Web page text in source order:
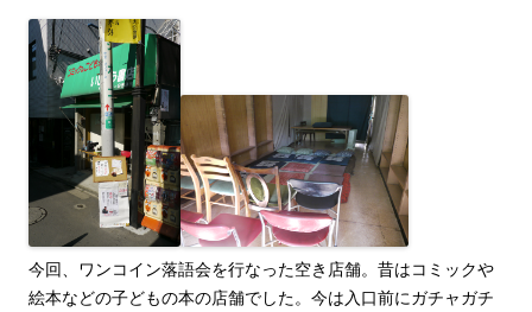
今回、ワンコイン落語会を行なった空き店舗。昔はコミックや
絵本などの子どもの本の店舗でした。今は入口前にガチャガチ